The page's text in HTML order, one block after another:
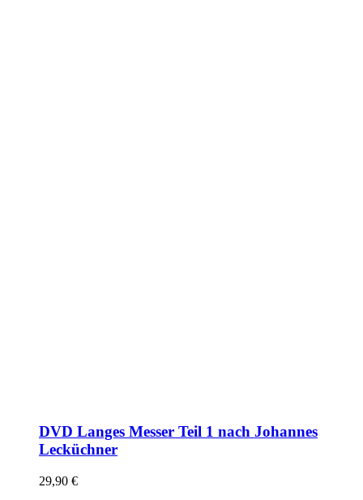
DVD Langes Messer Teil 1 nach Johannes
Lecküchner
29,90 €